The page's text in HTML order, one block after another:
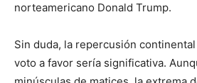
norteamericano Donald Trump.
Sin duda, la repercusión
voto a favor sería significativa.